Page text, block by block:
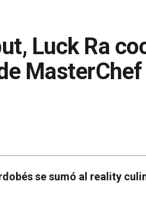
Luck Ra
se sumó al reality